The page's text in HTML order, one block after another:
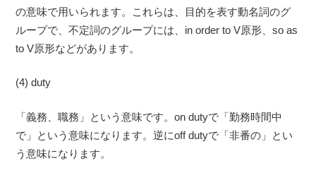
の意味で用いられます。これらは、目的を表す動名詞のグ
ループで、不定詞のグループには、in order to V原形、so as
to V原形などがあります。
(4) duty
「義務、職務」という意味です。on dutyで「勤務時間中
で」という意味になります。逆にoff dutyで「非番の」とい
う意味になります。